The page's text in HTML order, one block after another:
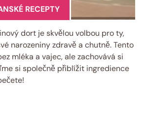
RECEPTY
dort je skvělou volbou pro ty,
narozeniny zdravě a chutně. Tento
mléka a vajec, ale zachovává si
si společně přiblížit ingredience